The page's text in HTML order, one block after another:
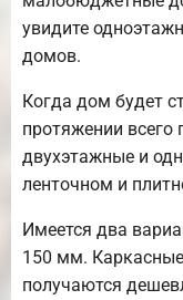
увидите
домов.
Когда дом будет
протяжении всего
двухэтажные и
ленточном и
Имеется два
150 мм.
получаются